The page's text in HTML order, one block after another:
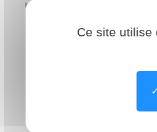
► ATTENTION : La prescription
Ce site utilise